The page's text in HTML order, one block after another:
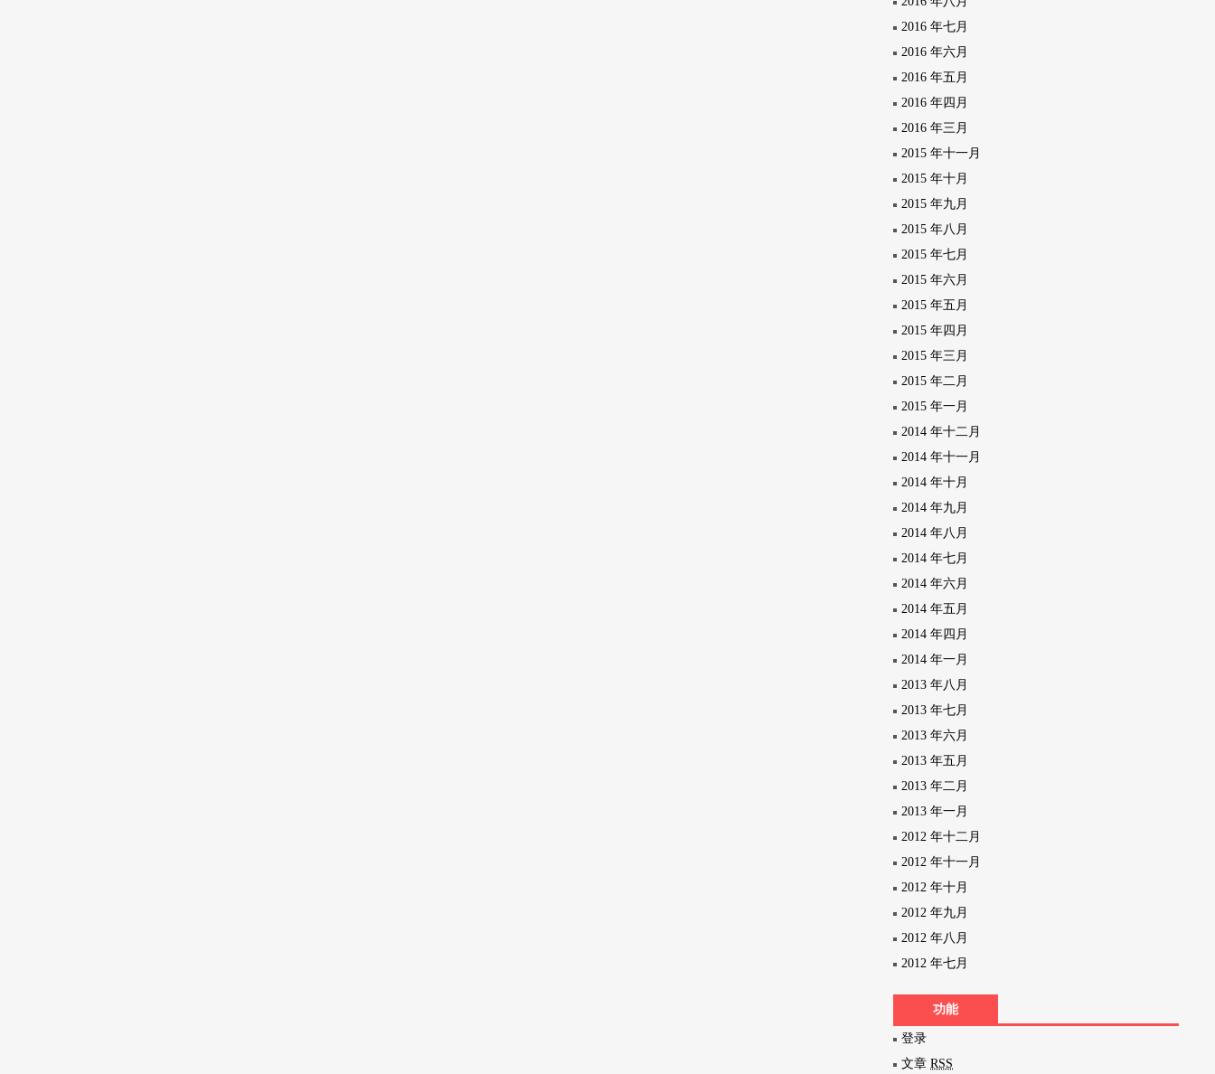
2016 年七月
2016 年六月
2016 年五月
2016 年四月
2016 年三月
2015 年十一月
2015 年十月
2015 年九月
2015 年八月
2015 年七月
2015 年六月
2015 年五月
2015 年四月
2015 年三月
2015 年二月
2015 年一月
2014 年十二月
2014 年十一月
2014 年十月
2014 年九月
2014 年八月
2014 年七月
2014 年六月
2014 年五月
2014 年四月
2014 年一月
2013 年八月
2013 年七月
2013 年六月
2013 年五月
2013 年二月
2013 年一月
2012 年十二月
2012 年十一月
2012 年十月
2012 年九月
2012 年八月
2012 年七月
功能
登录
文章RSS